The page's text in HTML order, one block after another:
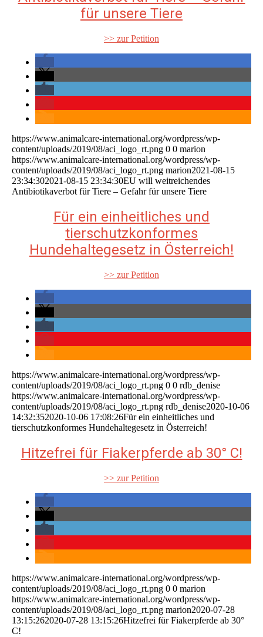
für unsere Tiere
>> zur Petition
https://www.animalcare-international.org/wordpress/wp-
content/uploads/2019/08/aci_logo_rt.png 0 0 marion
https://www.animalcare-international.org/wordpress/wp-
content/uploads/2019/08/aci_logo_rt.png marion2021-08-15
23:34:302021-08-15 23:34:30EU will weitreichendes
Antibiotikaverbot für Tiere – Gefahr für unsere Tiere
Für ein einheitliches und
tierschutzkonformes
Hundehaltegesetz in Österreich!
>> zur Petition
https://www.animalcare-international.org/wordpress/wp-
content/uploads/2019/08/aci_logo_rt.png 0 0 rdb_denise
https://www.animalcare-international.org/wordpress/wp-
content/uploads/2019/08/aci_logo_rt.png rdb_denise2020-10-06
14:32:352020-10-06 17:08:26Für ein einheitliches und
tierschutzkonformes Hundehaltegesetz in Österreich!
Hitzefrei für Fiakerpferde ab 30° C!
>> zur Petition
https://www.animalcare-international.org/wordpress/wp-
content/uploads/2019/08/aci_logo_rt.png 0 0 marion
https://www.animalcare-international.org/wordpress/wp-
content/uploads/2019/08/aci_logo_rt.png marion2020-07-28
13:15:262020-07-28 13:15:26Hitzefrei für Fiakerpferde ab 30°
C!